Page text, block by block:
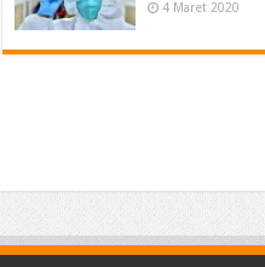
4 Maret 2020